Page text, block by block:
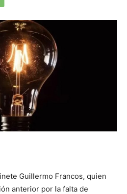
::
La
Verdad
es
Guillermo Francos, quien
anterior por la falta de